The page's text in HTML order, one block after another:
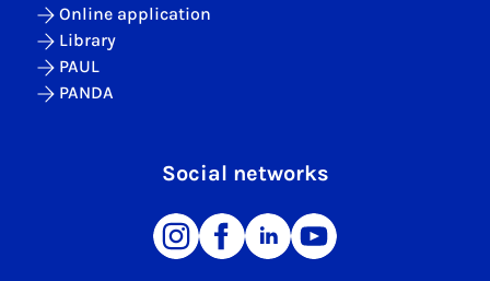
Online application
Library
PAUL
PANDA
Social networks